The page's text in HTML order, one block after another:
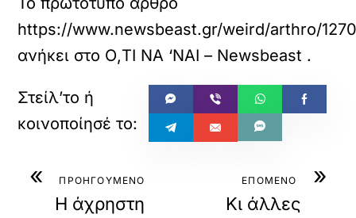
https://www.newsbeast.gr/weird/arthro/
ανήκει στο Ο,ΤΙ ΝΑ ‘ΝΑΙ – Newsbeast .
« ΠΡΟΗΓΟΥΜΕΝΟ
Η άχρηστη
»
ΕΠΟΜΕΝΟ
Κι άλλες